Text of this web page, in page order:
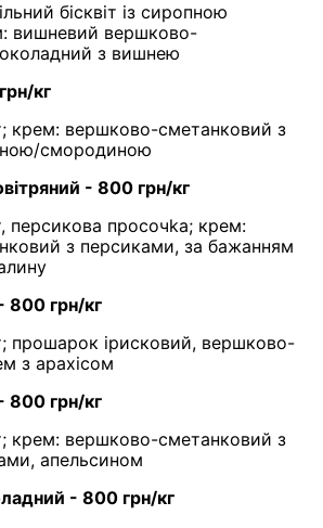
бісквіт із сиропною
вишневий вершково-
з вишнею
кг
крем: вершково-сметанковий з
смородиною
- 800 грн/кг
персикова просочka; крем:
з персиками, за бажанням
800 грн/кг
прошарок ірисковий, вершково-
з арахісом
800 грн/кг
крем: вершково-сметанковий з
апельсином
- 800 грн/кг